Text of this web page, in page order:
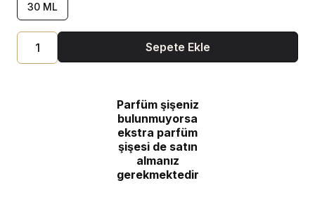
30 ML
Sepete Ekle
Parfüm şişeniz
bulunmuyorsa
ekstra parfüm
şişesi de satın
almanız
gerekmektedir